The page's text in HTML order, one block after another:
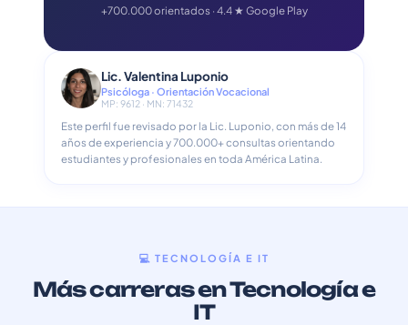
+700.000 orientados · 4.4 ★ Google Play
Lic. Valentina Luponio
Psicóloga · Orientación Vocacional
MP: 9612 · MN: 71432
Este perfil fue revisado por la Lic. Luponio, con más de 14
años de experiencia y 700.000+ consultas orientando
estudiantes y profesionales en toda América Latina.
💻 TECNOLOGÍA E IT
Más carreras en Tecnología e
IT